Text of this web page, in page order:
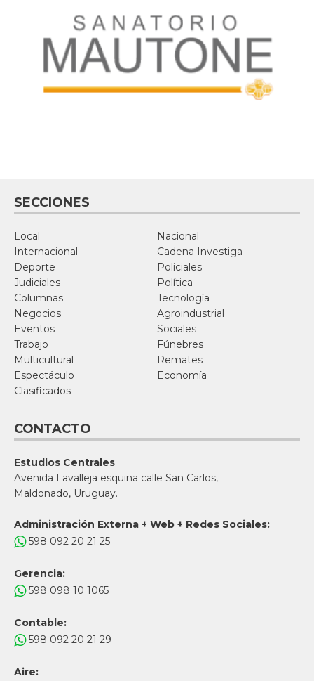
SECCIONES
Local
Nacional
Internacional
Cadena Investiga
Deporte
Policiales
Judiciales
Política
Columnas
Tecnología
Negocios
Agroindustrial
Eventos
Sociales
Trabajo
Fúnebres
Multicultural
Remates
Espectáculo
Economía
Clasificados
CONTACTO
Estudios Centrales
Avenida Lavalleja esquina calle San Carlos,
Maldonado, Uruguay.
Administración Externa + Web + Redes Sociales:
598 092 20 21 25
Gerencia:
598 098 10 1065
Contable:
598 092 20 21 29
Aire: